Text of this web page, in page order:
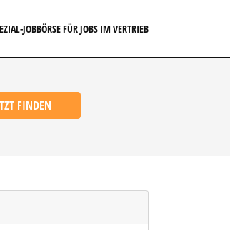
JOBBÖRSE FÜR JOBS IM VERTRIEB
FINDEN